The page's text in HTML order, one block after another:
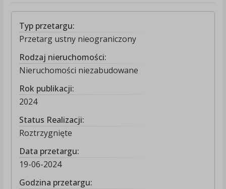
Typ przetargu:
Przetarg ustny nieograniczony
Rodzaj nieruchomości:
Nieruchomości niezabudowane
Rok publikacji:
2024
Status Realizacji:
Roztrzygnięte
Data przetargu:
19-06-2024
Godzina przetargu: